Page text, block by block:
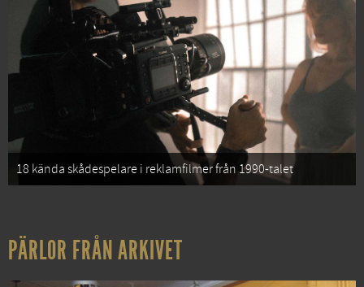
18 kända skådespelare i reklamfilmer från 1990-talet
PÄRLOR FRÅN ARKIVET